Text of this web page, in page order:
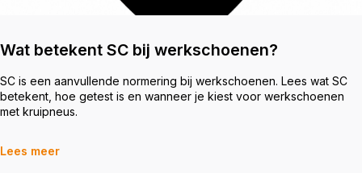
Wat betekent SC bij werkschoenen?
SC is een aanvullende normering bij werkschoenen. Lees wat SC
betekent, hoe getest is en wanneer je kiest voor werkschoenen
met kruipneus.
Lees meer